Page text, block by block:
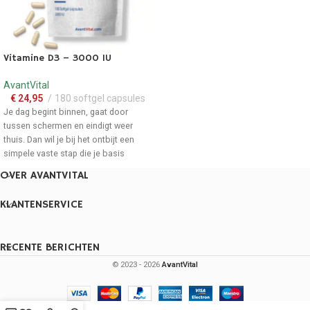
lange werkdagen.
Vitamine E draagt bij tot de
bescherming van cellentegen
oxidatieve schade, als nuchtere
Beschikbaar in een handige pot met
120 capsules. Direct uit voorraad
leverbaar.
Vitamine D3 – 3000 IU
AvantVital
€24,95 180 softgel capsules
Je dag begint binnen, gaat door
tussen schermen en eindigt weer
thuis. Dan wil je bij het ontbijt een
simpele vaste stap die je basis
Vitamine D3 past precies in dat
helder.
3000 IU vitamine D3
capsules, zonder gedoe.
normale werking van het
immuunsysteemvoor dagen met
OVER AVANTVITAL
KLANTENSERVICE
RECENTE BERICHTEN
© 2023 - 2026AvantVital